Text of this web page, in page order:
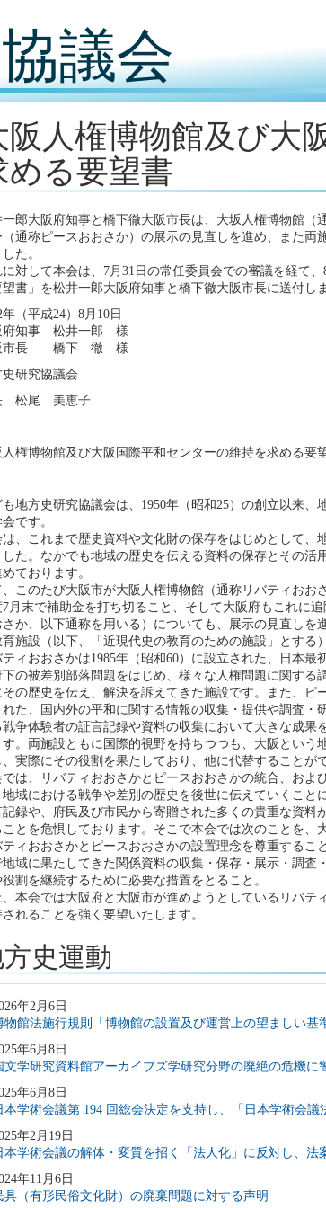
議会
阪人権博物館及び大
める要望書
一郎大阪府知事と橋下徹大阪市長は、大坂人権博物館
（通称ピースおおさか）の展示の見直しを進め、また
た。
に対して本会は、7月31日の常任委員会での審議を経て
望書」を松井一郎大阪府知事と橋下徹大阪市長に送付し
年（平成24）8月10日
府知事 松井一郎 様
市長 橋下 徹 様
史研究協議会
松尾 美恵子
人権博物館及び大阪国際平和センターの維持を求める要
も地方史研究協議会は、1950年（昭和25）の創立以来
です。
は、これまで歴史資料や文化財の保存をはじめとして
した。なかでも地域の歴史を伝える資料の保存とその
ております。
、このたび大阪市が大阪人権博物館（通称リバティお
7月末で補助金を打ち切ること、そして大阪府もこれに
さか、以下通称を用いる）についても、展示の見直し
育施設（以下、「近現代史の教育のための施設」とする
ティおおさかは1985年（昭和60）に設立された、日本
下の被差別部落問題をはじめ、様々な人権問題に関す
その歴史を伝え、解決を訴えてきた施設です。また、
れた、国内外の平和に関する情報の収集・提供や調査
戦争体験者の証言記録や資料の収集において大きな成
す。両施設ともに国際的視野を持ちつつも、大阪とい
、実際にその役割を果たしており、他に代替することが
では、リバティおおさかとピースおおさかの統合、お
地域における戦争や差別の歴史を後世に伝えていくこ
記録や、府民及び市民から寄贈された多くの貴重な資
とを危惧しております。そこで本会では次のことを、
ティおおさかとピースおおさかの設置理念を尊重するこ
地域に果たしてきた関係資料の収集・保存・展示・調査
割を継続するために必要な措置をとること。
、本会では大阪府と大阪市が進めようとしているリバ
れることを強く要望いたします。
史運動
年2月6日
物館法施行規則「博物館の設置及び運営上の望ましい
年6月8日
文学研究資料館アーカイブズ学研究分野の廃絶の危機
年6月8日
本学術会議第 194 回総会決定を支持し、「日本学術会議
年2月19日
本学術会議の解体・変質を招く「法人化」に反対し、法
年11月6日
具（有形民俗文化財）の廃棄問題に対する声明